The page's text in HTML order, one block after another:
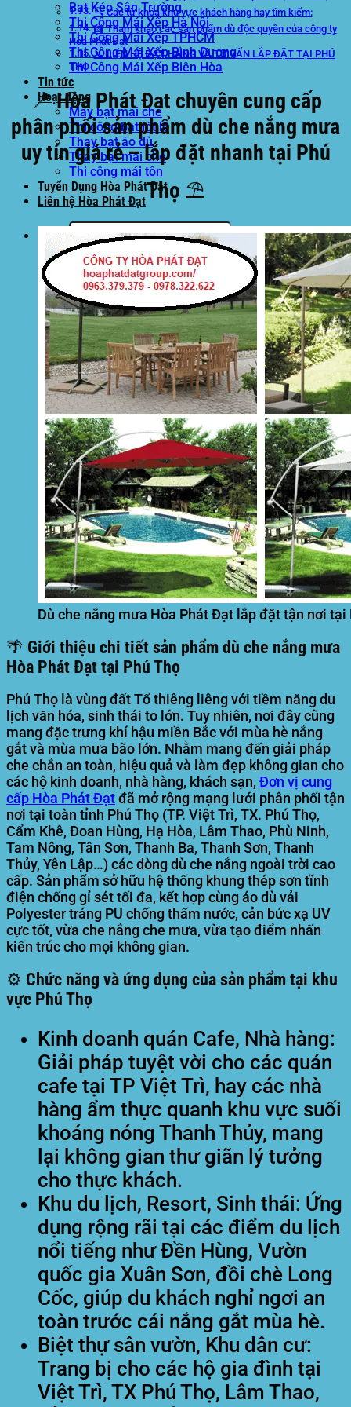
Bạt Kéo Sân Trường
Thi Công Mái Xếp Hà Nội
Thi Công Mái Xếp TPHCM
Thi Công Mái Xếp Bình Dương
Thi Công Mái Xếp Biên Hòa
Tin tức
Hoạt động
May bạt mái che
Thi công bạt lót lồ
Thay bạt áo dù
Thay bạt mái che
Thi công mái tôn
Tuyển Dụng Hòa Phát Đạt
Liên hệ Hòa Phát Đạt
Tìm
kiếm:
🔍 Các từ khóa khu vực khách hàng hay tìm kiếm:
📸 Tham khảo các sản phẩm dù độc quyền của công ty
Hòa Phát Đạt
📞 LIÊN HỆ ĐẶT HÀNG VÀ TƯ VẤN LẮP ĐẶT TẠI PHÚ
THỌ
📍 Hòa Phát Đạt chuyên cung cấp
phân phối sản phẩm dù che nắng mưa
uy tín giá rẻ – lắp đặt nhanh tại Phú
Thọ ⛱️
Dù che nắng mưa Hòa Phát Đạt lắp đặt tận nơi tại
🌴 Giới thiệu chi tiết sản phẩm dù che nắng mưa
Hòa Phát Đạt tại Phú Thọ
Phú Thọ là vùng đất Tổ thiêng liêng với tiềm năng du
lịch văn hóa, sinh thái to lớn. Tuy nhiên, nơi đây cũng
mang đặc trưng khí hậu miền Bắc với mùa hè nắng
gắt và mùa mưa bão lớn. Nhằm mang đến giải pháp
che chắn an toàn, hiệu quả và làm đẹp không gian cho
các hộ kinh doanh, nhà hàng, khách sạn, Đơn vị cung
cấp Hòa Phát Đạtđã mở rộng mạng lưới phân phối tận
nơi tại toàn tỉnh Phú Thọ (TP. Việt Trì, TX. Phú Thọ,
Cẩm Khê, Đoan Hùng, Hạ Hòa, Lâm Thao, Phù Ninh,
Tam Nông, Tân Sơn, Thanh Ba, Thanh Sơn, Thanh
Thủy, Yên Lập…) các dòng dù che nắng ngoài trời cao
cấp. Sản phẩm sở hữu hệ thống khung thép sơn tĩnh
điện chống gỉ sét tối đa, kết hợp cùng áo dù vải
Polyester tráng PU chống thấm nước, cản bức xạ UV
cực tốt, vừa che nắng che mưa, vừa tạo điểm nhấn
kiến trúc cho mọi không gian.
⚙️ Chức năng và ứng dụng của sản phẩm tại khu
vực Phú Thọ
Kinh doanh quán Cafe, Nhà hàng:
Giải pháp tuyệt vời cho các quán
cafe tại TP Việt Trì, hay các nhà
hàng ẩm thực quanh khu vực suối
khoáng nóng Thanh Thủy, mang
lại không gian thư giãn lý tưởng
cho thực khách.
Khu du lịch, Resort, Sinh thái: Ứng
dụng rộng rãi tại các điểm du lịch
nổi tiếng như Đền Hùng, Vườn
quốc gia Xuân Sơn, đồi chè Long
Cốc, giúp du khách nghỉ ngơi an
toàn trước cái nắng gắt mùa hè.
Biệt thự sân vườn, Khu dân cư:
Trang bị cho các hộ gia đình tại
Việt Trì, TX Phú Thọ, Lâm Thao,